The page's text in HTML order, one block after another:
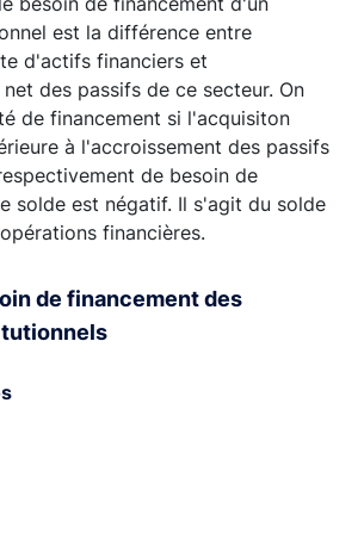
est la différence entre
d'actifs financiers et
des passifs de ce secteur. On
de financement si l'acquisiton
à l'accroissement des passifs
de besoin de
solde est négatif. Il s'agit du solde
financières.
de financement des